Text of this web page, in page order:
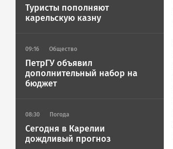
Туристы пополняют
карельскую казну
09:16 Общество
ПетрГУ объявил
дополнительный набор на
бюджет
08:30 Погода
Сегодня в Карелии
дождливый прогноз